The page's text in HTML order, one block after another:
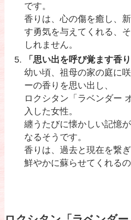
です。
香りは、心の傷を癒し、
す勇気を与えてくれる、
しれません。
「思い出を呼び覚ます香
幼い頃、祖母の家の庭に
ーの香りを思い出し、
ロクシタン「ラベンダー
入した女性。
纏うたびに懐かしい記憶
なるそうです。
香りは、過去と現在を繋
鮮やかに蘇らせてくれるの